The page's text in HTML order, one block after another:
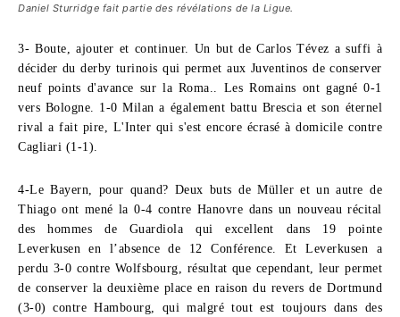
Daniel Sturridge fait partie des révélations de la Ligue.
3- Boute, ajouter et continuer.
Un but de Carlos Tévez a suffi à
décider du derby turinois qui permet aux Juventinos de conserver
neuf points d'avance sur la Roma.. Les Romains ont gagné 0-1
vers Bologne. 1-0 Milan a également battu Brescia et son éternel
rival a fait pire, L'Inter qui s'est encore écrasé à domicile contre
Cagliari (1-1).
4-Le Bayern, pour quand? Deux buts de Müller et un autre de
Thiago ont mené la 0-4 contre Hanovre dans un nouveau récital
des hommes de Guardiola qui excellent dans 19 pointe
Leverkusen en l’absence de 12 Conférence. Et Leverkusen a
perdu 3-0 contre Wolfsbourg, résultat que cependant, leur permet
de conserver la deuxième place en raison du revers de Dortmund
(3-0) contre Hambourg, qui malgré tout est toujours dans des